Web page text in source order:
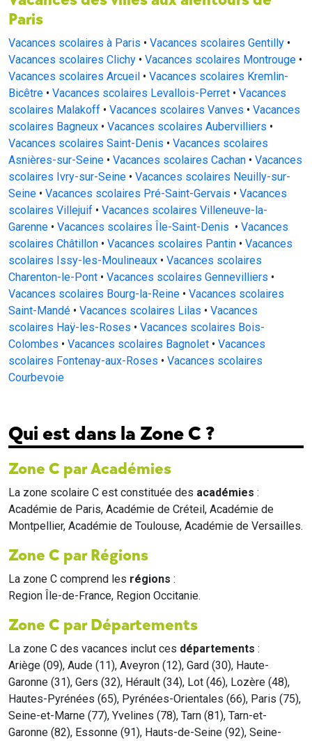
Paris
Vacances scolaires à Paris • Vacances scolaires Gentilly •
Vacances scolaires Clichy • Vacances scolaires Montrouge •
Vacances scolaires Arcueil • Vacances scolaires Kremlin-
Bicêtre • Vacances scolaires Levallois-Perret • Vacances
scolaires Malakoff • Vacances scolaires Vanves • Vacances
scolaires Bagneux • Vacances scolaires Aubervilliers •
Vacances scolaires Saint-Denis • Vacances scolaires
Asnières-sur-Seine • Vacances scolaires Cachan • Vacances
scolaires Ivry-sur-Seine • Vacances scolaires Neuilly-sur-
Seine • Vacances scolaires Pré-Saint-Gervais • Vacances
scolaires Villejuif • Vacances scolaires Villeneuve-la-
Garenne • Vacances scolaires Île-Saint-Denis • Vacances
scolaires Châtillon • Vacances scolaires Pantin • Vacances
scolaires Issy-les-Moulineaux • Vacances scolaires
Charenton-le-Pont • Vacances scolaires Gennevilliers •
Vacances scolaires Bourg-la-Reine • Vacances scolaires
Saint-Mandé • Vacances scolaires Lilas • Vacances
scolaires Haÿ-les-Roses • Vacances scolaires Bois-
Colombes • Vacances scolaires Bagnolet • Vacances
scolaires Fontenay-aux-Roses • Vacances scolaires
Courbevoie
Qui est dans la Zone C ?
Zone C par Académies
La zone scolaire C est constituée des académies :
Académie de Paris, Académie de Créteil, Académie de
Montpellier, Académie de Toulouse, Académie de Versailles.
Zone C par Régions
La zone C comprend les régions :
Region Île-de-France, Region Occitanie.
Zone C par Départements
La zone C des vacances inclut ces départements :
Ariège (09), Aude (11), Aveyron (12), Gard (30), Haute-
Garonne (31), Gers (32), Hérault (34), Lot (46), Lozère (48),
Hautes-Pyrénées (65), Pyrénées-Orientales (66), Paris (75),
Seine-et-Marne (77), Yvelines (78), Tarn (81), Tarn-et-
Garonne (82), Essonne (91), Hauts-de-Seine (92), Seine-